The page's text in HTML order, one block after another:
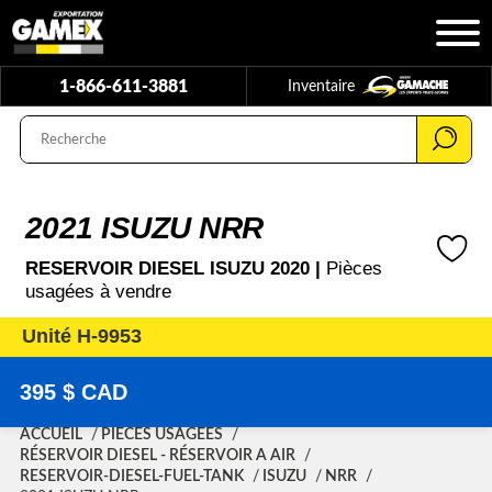
1-866-611-3881 Inventaire
2021 ISUZU NRR
RESERVOIR DIESEL ISUZU 2020 | Pièces
usagées à vendre
Unité H-9953
395 $ CAD
ACCUEIL
PIÈCES USAGÉES
RÉSERVOIR DIESEL - RÉSERVOIR A AIR
RESERVOIR-DIESEL-FUEL-TANK
ISUZU
NRR